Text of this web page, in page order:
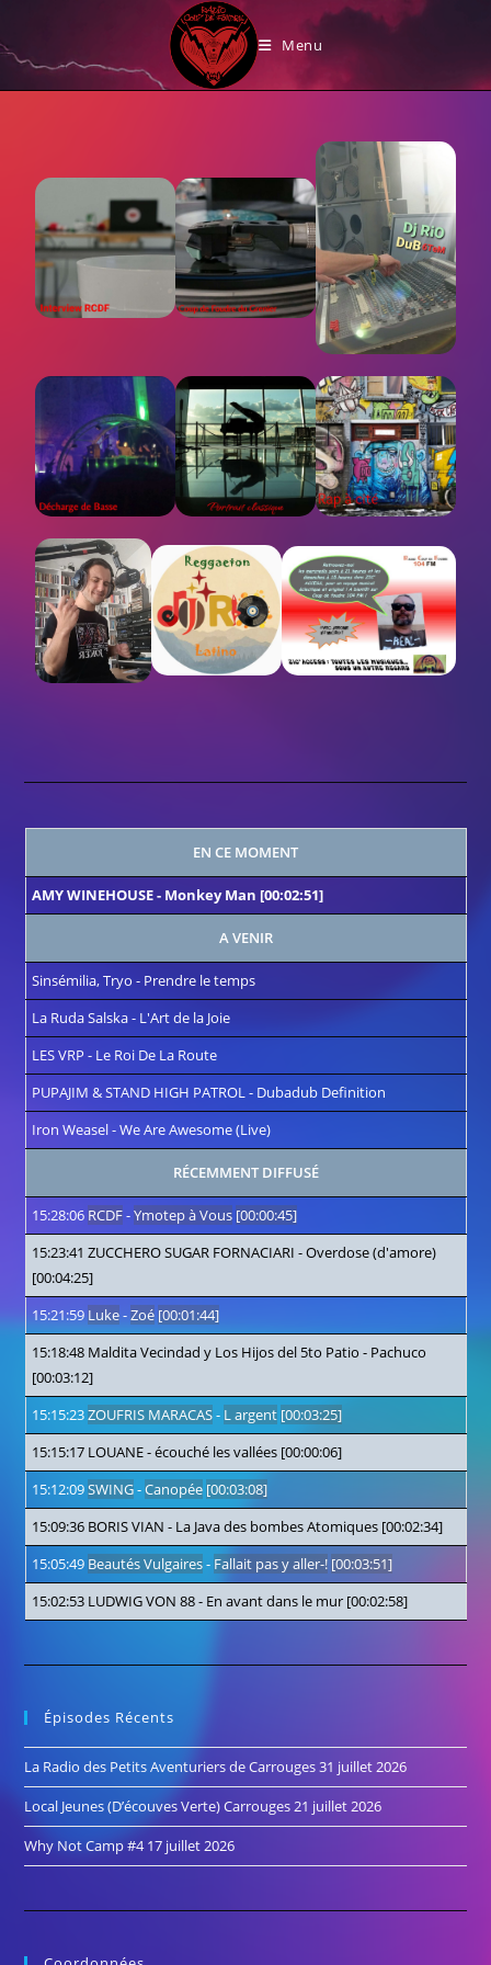
Menu
Les émissions
EN CE MOMENT
AMY WINEHOUSE- Monkey Man [00:02:51]
A VENIR
Sinsémilia, Tryo - Prendre le temps
La Ruda Salska- L'Art de la Joie
LES VRP - Le Roi De La Route
PUPAJIM & STAND HIGH PATROL- Dubadub Definition
Iron Weasel-We Are Awesome (Live)
RÉCEMMENT DIFFUSÉ
15:28:06 RCDF-Ymotep à Vous [00:00:45]
15:23:41 ZUCCHERO SUGAR FORNACIARI -Overdose (d'amore)
[00:04:25]
15:21:59 Luke-Zoé [00:01:44]
15:18:48 Maldita Vecindad y Los Hijos del 5to Patio - Pachuco
[00:03:12]
15:15:23ZOUFRIS MARACAS- L argent [00:03:25]
15:15:17 LOUANE-écouché les vallées [00:00:06]
15:12:09SWING-Canopée [00:03:08]
15:09:36 BORIS VIAN - La Java des bombes Atomiques [00:02:34]
15:05:49 Beautés Vulgaires- Fallait pas y aller-! [00:03:51]
15:02:53 LUDWIG VON 88- En avant dans le mur [00:02:58]
Épisodes Récents
La Radio des Petits Aventuriers de Carrouges31 juillet 2026
Local Jeunes (D’écouves Verte) Carrouges21 juillet 2026
Why Not Camp #417 juillet 2026